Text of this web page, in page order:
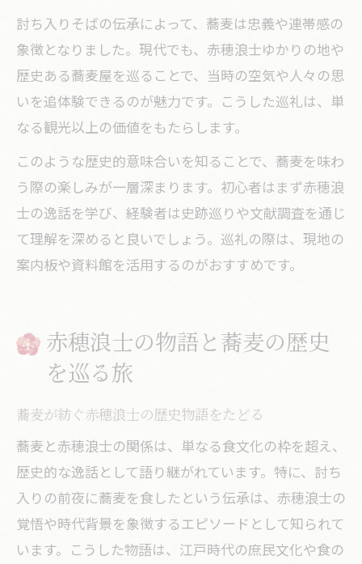
討ち入りそばの伝承によって、蕎麦は忠義や連帯感の
象徴となりました。現代でも、赤穂浪士ゆかりの地や
歴史ある蕎麦屋を巡ることで、当時の空気や人々の思
いを追体験できるのが魅力です。こうした巡礼は、単
なる観光以上の価値をもたらします。
このような歴史的意味合いを知ることで、蕎麦を味わ
う際の楽しみが一層深まります。初心者はまず赤穂浪
士の逸話を学び、経験者は史跡巡りや文献調査を通じ
て理解を深めると良いでしょう。巡礼の際は、現地の
案内板や資料館を活用するのがおすすめです。
赤穂浪士の物語と蕎麦の歴史
を巡る旅
蕎麦が紡ぐ赤穂浪士の歴史物語をたどる
蕎麦と赤穂浪士の関係は、単なる食文化の枠を超え、
歴史的な逸話として語り継がれています。特に、討ち
入りの前夜に蕎麦を食したという伝承は、赤穂浪士の
覚悟や時代背景を象徴するエピソードとして知られて
います。こうした物語は、江戸時代の庶民文化や食の